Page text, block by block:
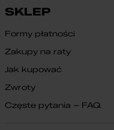
SKLEP
Formy płatności
Zakupy na raty
Jak kupować
Zwroty
Częste pytania – FAQ